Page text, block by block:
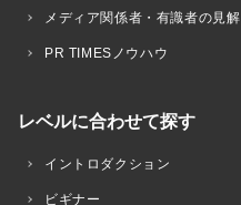
メディア関係者・有識者の見解
PR TIMESノウハウ
レベルに合わせて探す
イントロダクション
ビギナー